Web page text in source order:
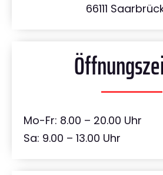
66111
Mo-Fr: 8.00 – 20.00 Uhr
Sa: 9.00 – 13.00 Uhr